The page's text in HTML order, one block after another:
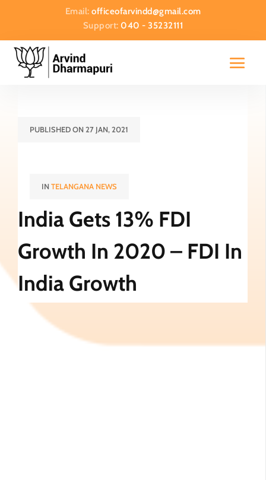
Email: officeofarvindd@gmail.com
Support:040 - 35232111
PUBLISHED ON 27 JAN, 2021
IN TELANGANA NEWS
India Gets 13% FDI
Growth In 2020 – FDI In
India Growth